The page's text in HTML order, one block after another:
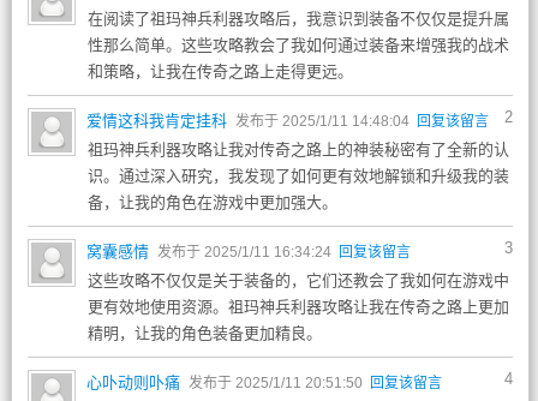
在阅读了祖玛神兵利器攻略后，我意识到装备不仅仅是提升属
性那么简单。这些攻略教会了我如何通过装备来增强我的战术
和策略，让我在传奇之路上走得更远。
2
爱情这科我肯定挂科 发布于 2025/1/11 14:48:04 回复该留言
祖玛神兵利器攻略让我对传奇之路上的神装秘密有了全新的认
识。通过深入研究，我发现了如何更有效地解锁和升级我的装
备，让我的角色在游戏中更加强大。
3
窝囊感情 发布于 2025/1/11 16:34:24 回复该留言
这些攻略不仅仅是关于装备的，它们还教会了我如何在游戏中
更有效地使用资源。祖玛神兵利器攻略让我在传奇之路上更加
精明，让我的角色装备更加精良。
4
心卟动则卟痛 发布于 2025/1/11 20:51:50 回复该留言